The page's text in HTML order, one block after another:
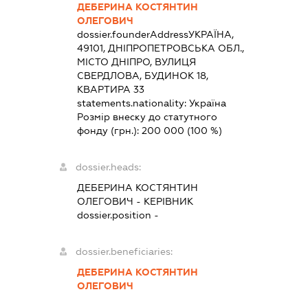
ДЕБЕРИНА КОСТЯНТИН
ОЛЕГОВИЧ
dossier.founderAddressУКРАЇНА,
49101, ДНІПРОПЕТРОВСЬКА ОБЛ.,
МІСТО ДНІПРО, ВУЛИЦЯ
СВЕРДЛОВА, БУДИНОК 18,
КВАРТИРА 33
statements.nationality: Україна
Розмір внеску до статутного
фонду (грн.): 200 000 (100 %)
dossier.heads:
ДЕБЕРИНА КОСТЯНТИН
ОЛЕГОВИЧ - КЕРІВНИК
dossier.position -
dossier.beneficiaries:
ДЕБЕРИНА КОСТЯНТИН
ОЛЕГОВИЧ